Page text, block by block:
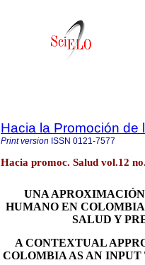
Hacia la Promoción de
Print version ISSN 0121-7577
Hacia promoc. Salud vol.12
UNA
HUMANO EN
SALUD Y
A CONTEXTUAL
COLOMBIA AS AN